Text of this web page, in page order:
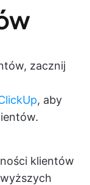
zacznij
, aby
klientów